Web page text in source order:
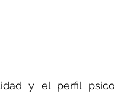
y el perfil